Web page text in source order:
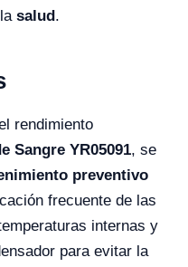
salud.
rendimiento
Sangre YR05091, se
preventivo
frecuente de las
internas y
para evitar la